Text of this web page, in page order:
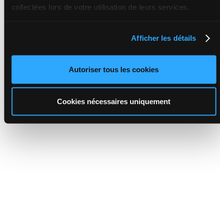
collectées lors de votre utilisation de leurs services.
Afficher les détails
Autoriser tous les cookies
Cookies nécessaires uniquement